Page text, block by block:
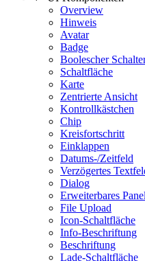
Overview
Hinweis
Avatar
Badge
Boolescher
Schaltfläche
Karte
Zentrierte Ansicht
Kontrollkästchen
Chip
Kreisfortschritt
Einklappen
Datums-/Zeitfeld
Verzögertes
Dialog
Erweiterbares Panel
File Upload
Icon-Schaltfläche
Info-Beschriftung
Beschriftung
Lade-Schaltfläche